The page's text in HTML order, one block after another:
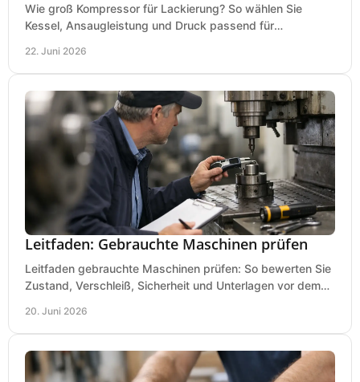
Wie groß Kompressor für Lackierung? So wählen Sie
Kessel, Ansaugleistung und Druck passend für
22. Juni 2026
Leitfaden: Gebrauchte Maschinen prüfen
Leitfaden gebrauchte Maschinen prüfen: So bewerten Sie
Zustand, Verschleiß, Sicherheit und Unterlagen vor dem
20. Juni 2026